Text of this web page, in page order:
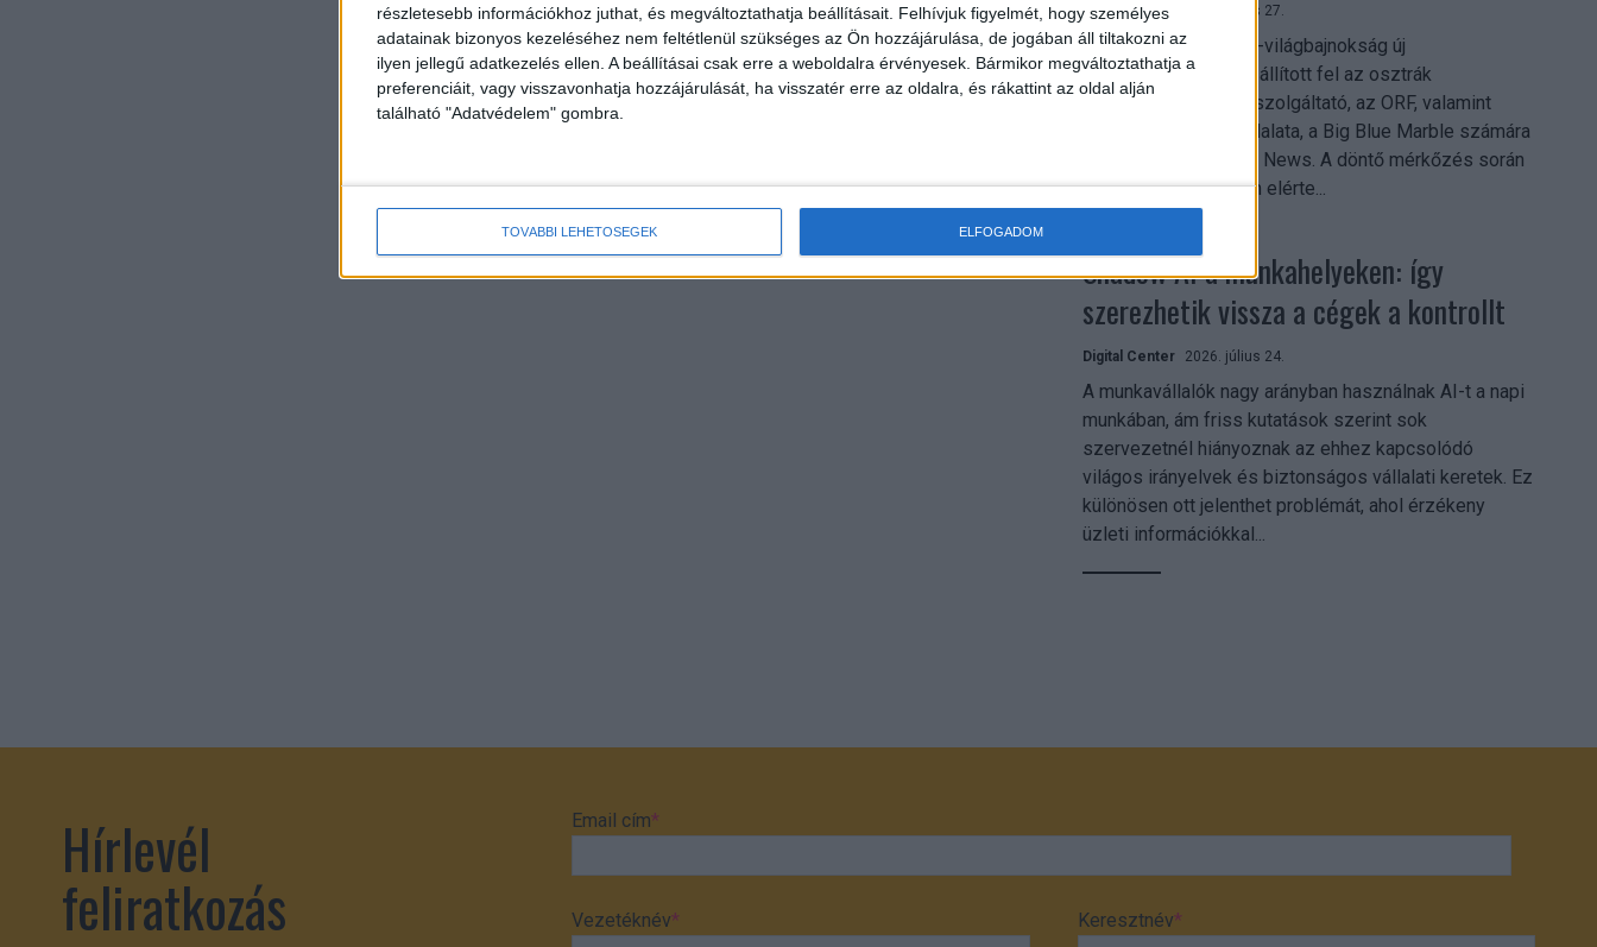
részletesebb információkhoz juthat, és megváltoztathatja beállításait. Felhívjuk figyelmét, hogy személyes
adatainak bizonyos kezeléséhez nem feltétlenül szükséges az Ön hozzájárulása, de jogában áll tiltakozni az
ilyen jellegű adatkezelés ellen. A beállításai csak erre a weboldalra érvényesek. Bármikor megváltoztathatja a
preferenciáit, vagy visszavonhatja hozzájárulását, ha visszatér erre az oldalra, és rákattint az oldal alján
található "Adatvédelem" gombra.
TOVÁBBI LEHETŐSÉGEK ELFOGADOM
Digital Center 2026. július 27.
A 2026-os labdarúgó-világbajnokság új
streamingrekordokat állított fel az osztrák
közszolgálati műsorszolgáltató, az ORF, valamint
technológiai leányvállalata, a Big Blue Marble számára
– írja a Broadband TV News. A döntő mérkőzés során
az átlagos nézőszám elérte...
Shadow AI a munkahelyeken: így
szerezhetik vissza a cégek a kontrollt
Digital Center 2026. július 24.
A munkavállalók nagy arányban használnak AI-t a napi
munkában, ám friss kutatások szerint sok
szervezetnél hiányoznak az ehhez kapcsolódó
világos irányelvek és biztonságos vállalati keretek. Ez
különösen ott jelenthet problémát, ahol érzékeny
üzleti információkkal...
Hírlevél
feliratkozás
Email cím*
Vezetéknév* Keresztnév*